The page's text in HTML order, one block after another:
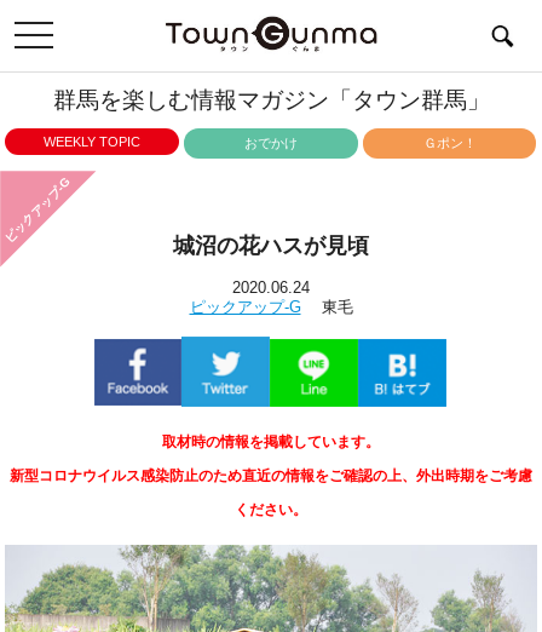
toggle
navigation
群馬を楽しむ情報マガジン「タウン群馬」
WEEKLY TOPIC おでかけ Ｇポン！
ピックアップ-G
城沼の花ハスが見頃
2020.06.24
ピックアップ-G東毛
取材時の情報を掲載しています。
新型コロナウイルス感染防止のため直近の情報をご確認の上、外出時期をご考慮
ください。